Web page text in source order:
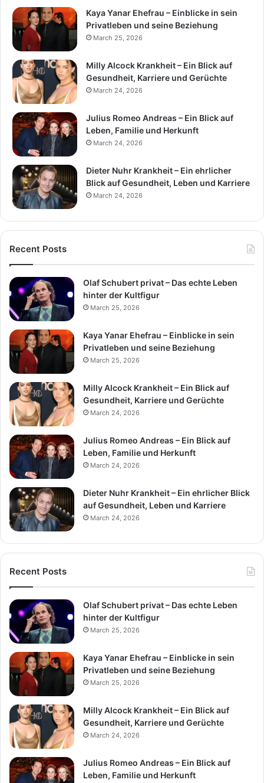
Kaya Yanar Ehefrau – Einblicke in sein
Privatleben und seine Beziehung
March 25, 2026
Milly Alcock Krankheit – Ein Blick auf
Gesundheit, Karriere und Gerüchte
March 24, 2026
Julius Romeo Andreas – Ein Blick auf
Leben, Familie und Herkunft
March 24, 2026
Dieter Nuhr Krankheit – Ein ehrlicher
Blick auf Gesundheit, Leben und Karriere
March 24, 2026
Recent Posts
Olaf Schubert privat – Das echte Leben
hinter der Kultfigur
March 25, 2026
Kaya Yanar Ehefrau – Einblicke in sein
Privatleben und seine Beziehung
March 25, 2026
Milly Alcock Krankheit – Ein Blick auf
Gesundheit, Karriere und Gerüchte
March 24, 2026
Julius Romeo Andreas – Ein Blick auf
Leben, Familie und Herkunft
March 24, 2026
Dieter Nuhr Krankheit – Ein ehrlicher Blick
auf Gesundheit, Leben und Karriere
March 24, 2026
Recent Posts
Olaf Schubert privat – Das echte Leben
hinter der Kultfigur
March 25, 2026
Kaya Yanar Ehefrau – Einblicke in sein
Privatleben und seine Beziehung
March 25, 2026
Milly Alcock Krankheit – Ein Blick auf
Gesundheit, Karriere und Gerüchte
March 24, 2026
Julius Romeo Andreas – Ein Blick auf
Leben, Familie und Herkunft